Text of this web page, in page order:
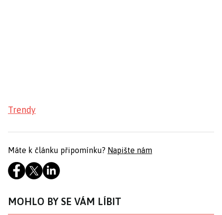
Trendy
Máte k článku připomínku? Napište nám
MOHLO BY SE VÁM LÍBIT